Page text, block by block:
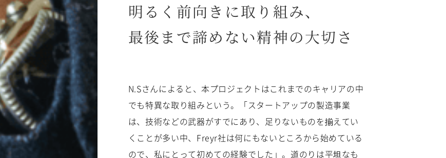
明るく前向きに取り組み、
最後まで諦めない精神の大切さ
N.Sさんによると、本プロジェクトはこれまでのキャリアの中
でも特異な取り組みという。「スタートアップの製造事業
は、技術などの武器がすでにあり、足りないものを揃えてい
くことが多い中、Freyr社は何にもないところから始めている
ので、私にとって初めての経験でした」。道のりは平坦なも